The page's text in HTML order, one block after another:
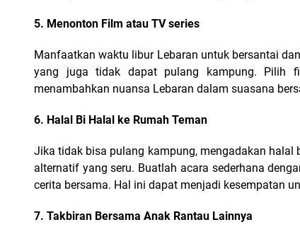
5. Menonton Film atau TV series
Manfaatkan waktu libur Lebaran untuk bersantai
yang juga tidak dapat pulang kampung. Pilih
menambahkan nuansa Lebaran dalam suasana
6. Halal Bi Halal ke Rumah Teman
Jika tidak bisa pulang kampung, mengadakan
alternatif yang seru. Buatlah acara sederhana
cerita bersama. Hal ini dapat menjadi kesempatan
7. Takbiran Bersama Anak Rantau Lainnya